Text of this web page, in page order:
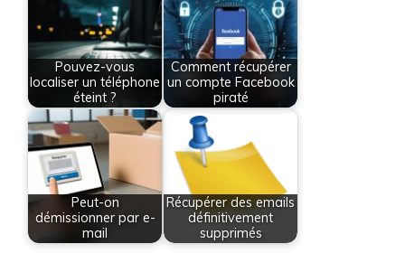
Pouvez-vous
localiser un téléphone
éteint ?
Comment récupérer
un compte Facebook
piraté
Peut-on
démissionner par e-
mail
Récupérer des emails
définitivement
supprimés